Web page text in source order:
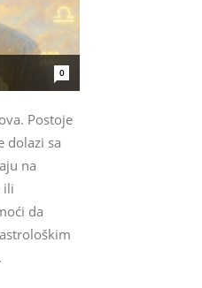
0
Postoje
dolazi sa
na
ili
da